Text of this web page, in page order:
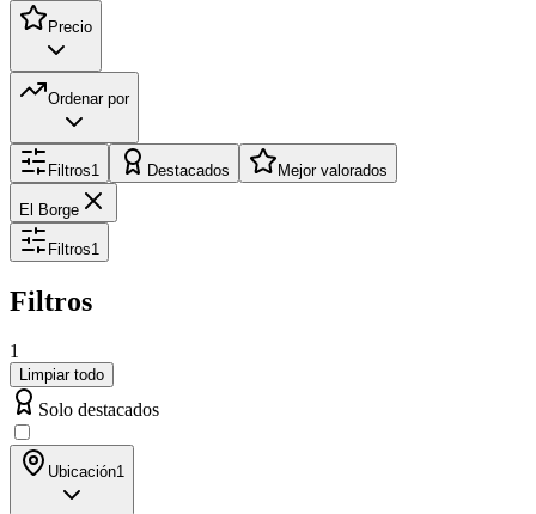
Precio
Ordenar por
Filtros1 Destacados Mejor valorados
El Borge
Filtros1
Filtros
1
Limpiar todo
Solo destacados
Ubicación1